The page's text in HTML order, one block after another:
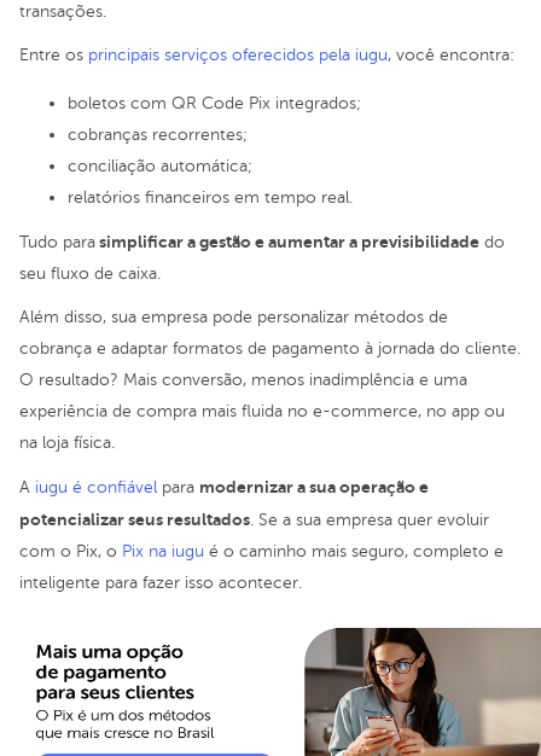
transações.
Entre os principais serviços oferecidos pela iugu, você encontra:
boletos com QR Code Pix integrados;
cobranças recorrentes;
conciliação automática;
relatórios financeiros em tempo real.
Tudo para simplificar a gestão e aumentar a previsibilidade do
seu fluxo de caixa.
Além disso, sua empresa pode personalizar métodos de
cobrança e adaptar formatos de pagamento à jornada do cliente.
O resultado? Mais conversão, menos inadimplência e uma
experiência de compra mais fluida no e-commerce, no app ou
na loja física.
A iugu é confiável para modernizar a sua operação e
potencializar seus resultados . Se a sua empresa quer evoluir
com o Pix, o Pix na iugu é o caminho mais seguro, completo e
inteligente para fazer isso acontecer.